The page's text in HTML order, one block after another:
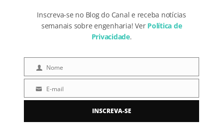
Inscreva-se no Blog do Canal e receba notícias
semanais sobre engenharia! Ver Política de
Privacidade.
Nome Nome
mail
E-mail
INSCREVA-SE